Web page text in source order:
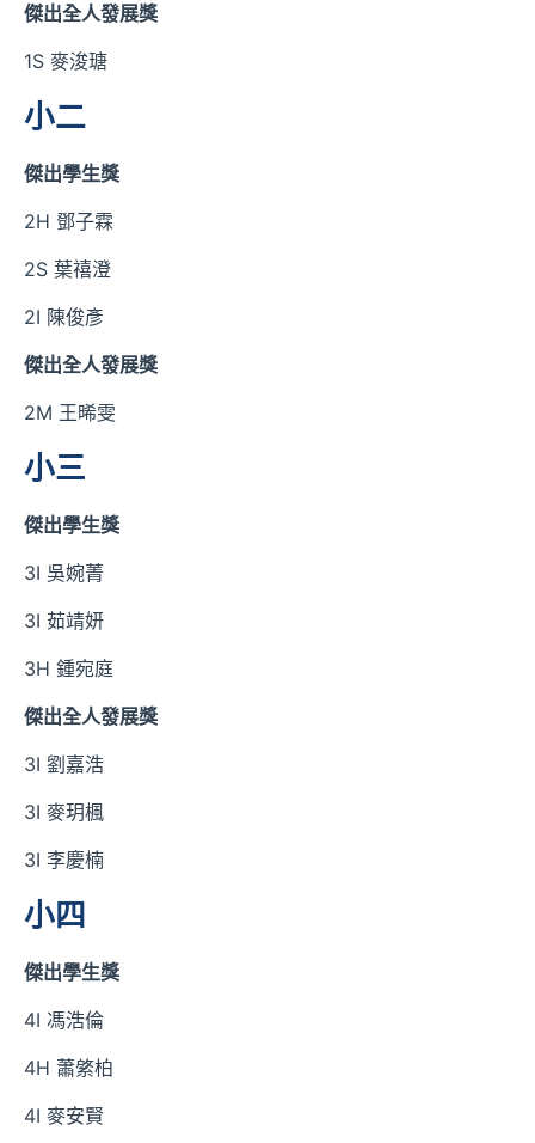
傑出全人發展獎
1S 麥浚瑭
小二
傑出學生獎
2H 鄧子霖
2S 葉禧澄
2I 陳俊彥
傑出全人發展獎
2M 王晞雯
小三
傑出學生獎
3I 吳婉菁
3I 茹靖妍
3H 鍾宛庭
傑出全人發展獎
3I 劉嘉浩
3I 麥玥楓
3I 李慶楠
小四
傑出學生獎
4I 馮浩倫
4H 蕭綮柏
4I 麥安賢